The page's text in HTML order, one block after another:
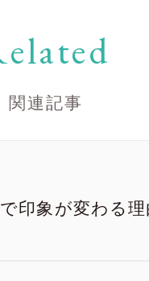
関連記事
印象が変わる